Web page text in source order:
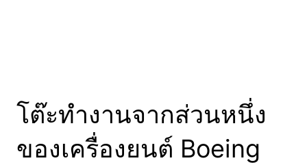
โต๊ะทำงานจากส่วนหนึ่ง
ของเครื่องยนต์ Boeing